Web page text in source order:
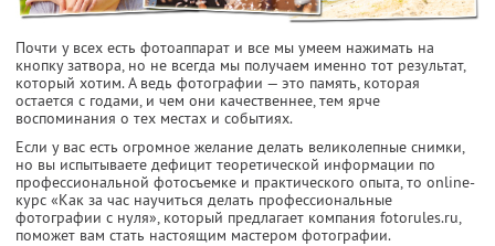
Почти у всех есть фотоаппарат и все мы умеем нажимать на
кнопку затвора, но не всегда мы получаем именно тот результат,
который хотим. А ведь фотографии — это память, которая
остается с годами, и чем они качественнее, тем ярче
воспоминания о тех местах и событиях.
Если у вас есть огромное желание делать великолепные снимки,
но вы испытываете дефицит теоретической информации по
профессиональной фотосъемке и практического опыта, то online-
курс «Как за час научиться делать профессиональные
фотографии с нуля», который предлагает компания fotorules.ru,
поможет вам стать настоящим мастером фотографии.